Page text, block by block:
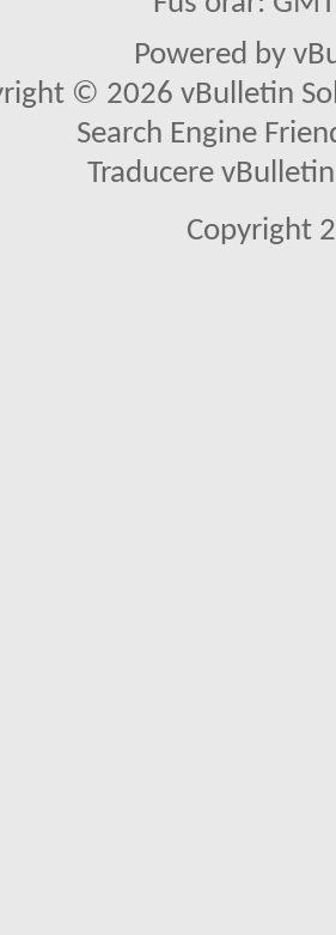
Powered by
© 2026 vBulletin
Search Engine
Traducere
Copyright